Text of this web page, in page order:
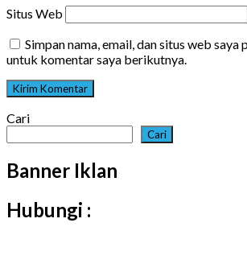
Situs Web
Simpan nama, email, dan situs web saya
untuk komentar saya berikutnya.
Cari
Cari
Banner Iklan
Hubungi :